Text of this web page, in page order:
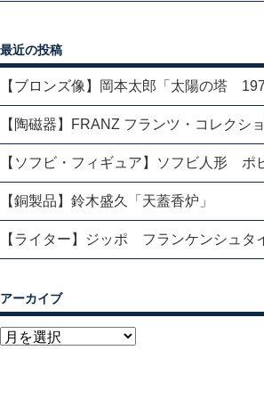
最近の投稿
【ブロンズ像】岡本太郎「太陽の塔
【陶磁器】FRANZ フランツ・コレクシ
【ソフビ・フィギュア】ソフビ人形 ポ
【銅製品】鈴木盛久「天蓋香炉」
【ライター】ジッポ フランケンシュ
アーカイブ